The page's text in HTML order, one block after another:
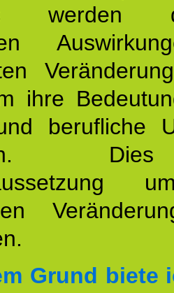
ihre
berufliche
Grund biete